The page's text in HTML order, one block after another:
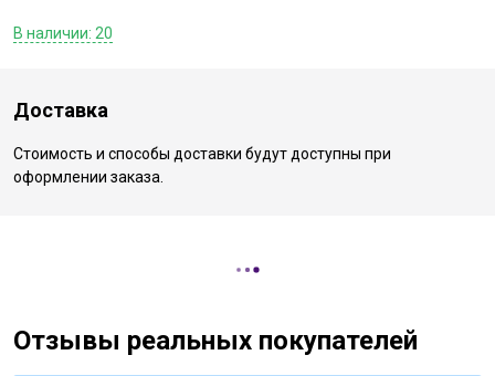
В наличии: 20
Доставка
Стоимость и способы доставки будут доступны при
оформлении заказа.
Отзывы реальных покупателей